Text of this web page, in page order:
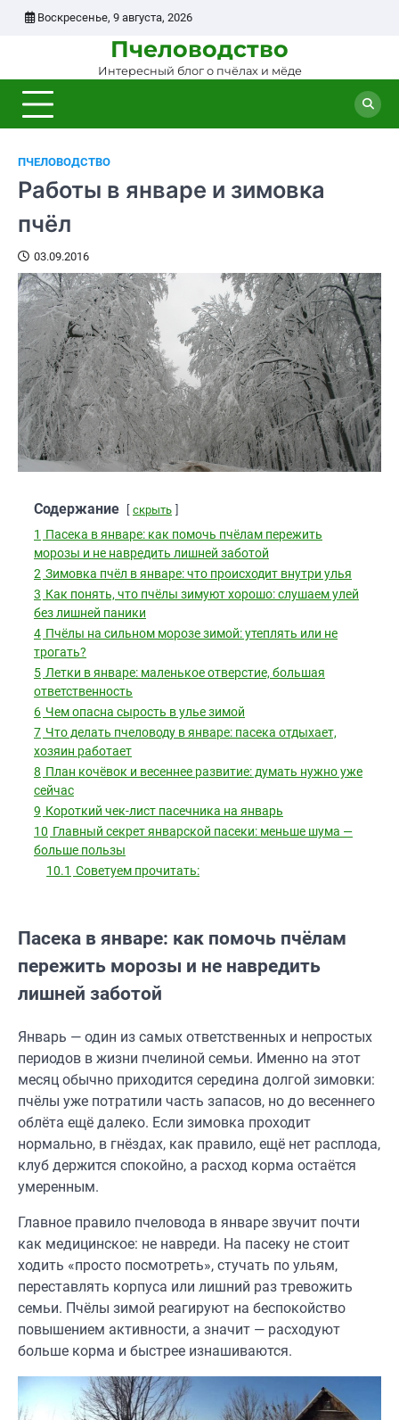
ПерейтиВоскресенье, 9 августа, 2026
Пчеловодство
Интересный блог о пчёлах и мёде
ПЧЕЛОВОДСТВО
Работы в январе и зимовка
пчёл
03.09.2016
Содержание скрыть
1 Пасека в январе: как помочь пчёлам пережить
морозы и не навредить лишней заботой
2 Зимовка пчёл в январе: что происходит внутри улья
3 Как понять, что пчёлы зимуют хорошо: слушаем улей
без лишней паники
4 Пчёлы на сильном морозе зимой: утеплять или не
трогать?
5 Летки в январе: маленькое отверстие, большая
ответственность
6 Чем опасна сырость в улье зимой
7 Что делать пчеловоду в январе: пасека отдыхает,
хозяин работает
8 План кочёвок и весеннее развитие: думать нужно уже
сейчас
9 Короткий чек-лист пасечника на январь
10 Главный секрет январской пасеки: меньше шума —
больше пользы
10.1 Советуем прочитать:
Пасека в январе: как помочь пчёлам
пережить морозы и не навредить
лишней заботой
Январь — один из самых ответственных и непростых
периодов в жизни пчелиной семьи. Именно на этот
месяц обычно приходится середина долгой зимовки:
пчёлы уже потратили часть запасов, но до весеннего
облёта ещё далеко. Если зимовка проходит
нормально, в гнёздах, как правило, ещё нет расплода,
клуб держится спокойно, а расход корма остаётся
умеренным.
Главное правило пчеловода в январе звучит почти
как медицинское: не навреди. На пасеку не стоит
ходить «просто посмотреть», стучать по ульям,
переставлять корпуса или лишний раз тревожить
семьи. Пчёлы зимой реагируют на беспокойство
повышением активности, а значит — расходуют
больше корма и быстрее изнашиваются.